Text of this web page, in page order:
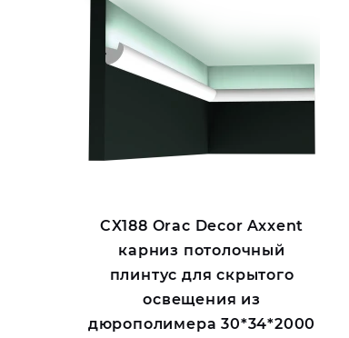
CX188 Orac Decor Axxent
карниз потолочный
плинтус для скрытого
освещения из
дюрополимера 30*34*2000